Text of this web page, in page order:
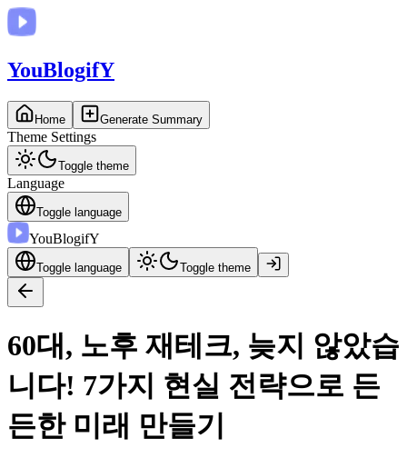
YouBlogifY
Home Generate Summary
Theme Settings
Toggle theme
Language
Toggle language
YouBlogifY
Toggle language Toggle theme
60대, 노후 재테크, 늦지 않았습
니다! 7가지 현실 전략으로 든
든한 미래 만들기